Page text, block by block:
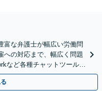
富な弁護士が幅広い労働問
への対応まで、幅広く問題
など各種チャットツール使